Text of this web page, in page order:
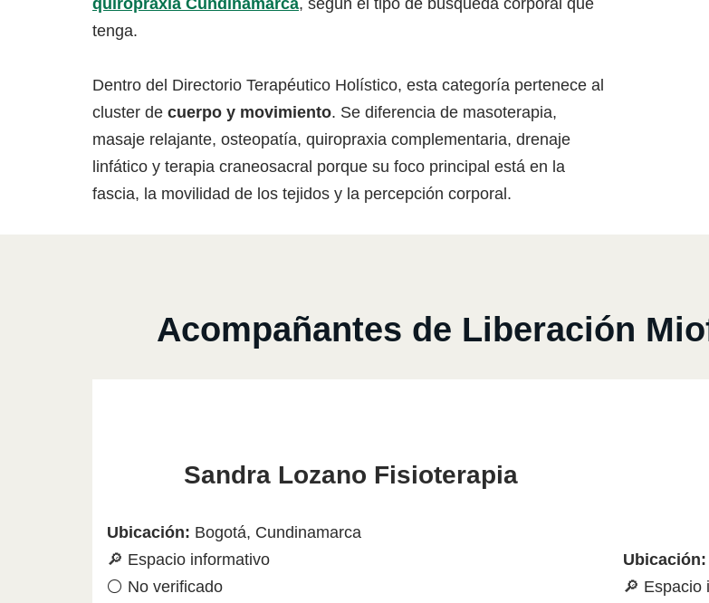
quiropraxia Cundinamarca, según el tipo de búsqueda corporal que
tenga.
Dentro del Directorio Terapéutico Holístico, esta categoría pertenece al
cluster de cuerpo y movimiento. Se diferencia de masoterapia,
masaje relajante, osteopatía, quiropraxia complementaria, drenaje
linfático y terapia craneosacral porque su foco principal está en la
fascia, la movilidad de los tejidos y la percepción corporal.
Acompañantes de Liberación
Sandra Lozano Fisioterapia
Ubicación: Bogotá, Cundinamarca
🔎 Espacio informativo
⚪ No verificado
Ubicación:
🔎 Espacio